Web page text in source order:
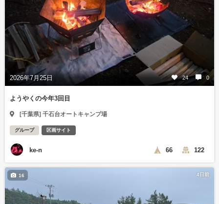
2026年7月25日 24 0
ようやくの今年3回目
[千葉県] 千石台オートキャンプ場
グループ 区画サイト
ke-n 66 122
4日前
16